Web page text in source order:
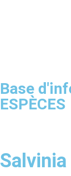
Base
ESPÈCES